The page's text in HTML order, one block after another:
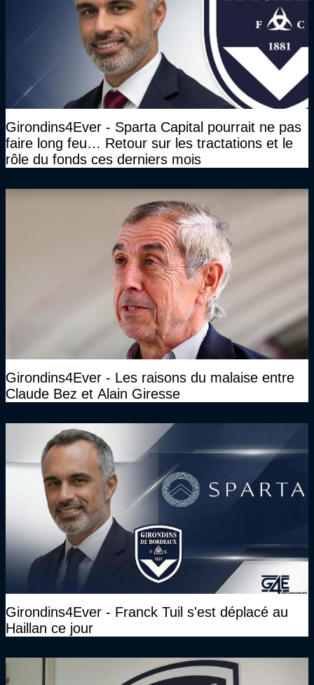
Girondins4Ever - Sparta Capital pourrait ne pas
faire long feu… Retour sur les tractations et le
rôle du fonds ces derniers mois
Girondins4Ever - Les raisons du malaise entre
Claude Bez et Alain Giresse
Girondins4Ever - Franck Tuil s'est déplacé au
Haillan ce jour